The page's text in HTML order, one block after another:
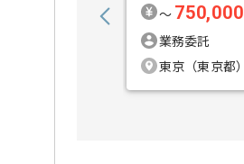
〜 750,000
業務委託
東京（東京都）